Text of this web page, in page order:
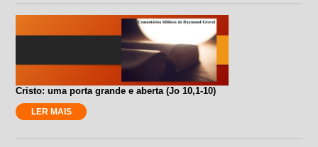
Cristo: uma porta grande e aberta (Jo 10,1-10)
LER MAIS